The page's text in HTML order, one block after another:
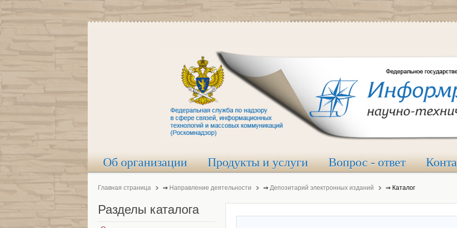
Об организации Продукты и услуги Вопрос - ответ
Главная страница ⇒ Направление деятельности ⇒ Депозитарий электронных изданий ⇒ Каталог
Разделы каталога